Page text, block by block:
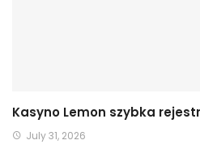
Kasyno Lemon szybka
July 31, 2026